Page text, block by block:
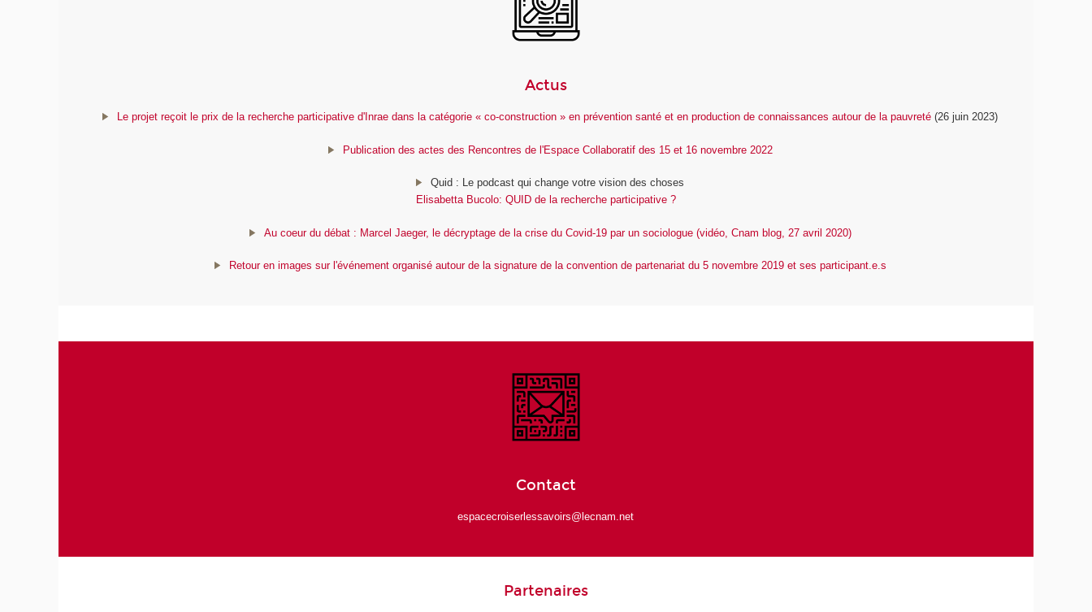
Actus
Le projet reçoit le prix de la recherche participative d'Inrae dans la catégorie « co-construction » en prévention santé et en production de connaissances autour de la pauvreté (26 juin 2023)
Publication des actes des Rencontres de l'Espace Collaboratif des 15 et 16 novembre 2022
Quid : Le podcast qui change votre vision des choses
Elisabetta Bucolo: QUID de la recherche participative ?
Au coeur du débat : Marcel Jaeger, le décryptage de la crise du Covid-19 par un sociologue (vidéo, Cnam blog, 27 avril 2020)
Retour en images sur l'événement organisé autour de la signature de la convention de partenariat du 5 novembre 2019 et ses participant.e.s
Contact
espacecroiserlessavoirs@lecnam.net
Partenaires